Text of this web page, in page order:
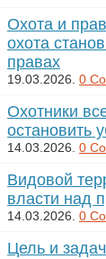
Охота и
охота
правах
19.03.2026. 0
Охотники
остановить
14.03.2026. 0
Видовой
власти над
14.03.2026. 0
Цель и